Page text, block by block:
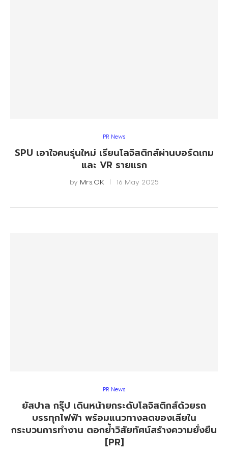
PR News
SPU เอาใจคนรุ่นใหม่ เรียนโลจิสติกส์ผ่านบอร์ดเกม
และ VR รายแรก
by Mrs.OK 16 May 2025
PR News
ยัสปาล กรุ๊ป เดินหน้ายกระดับโลจิสติกส์ด้วยรถ
บรรทุกไฟฟ้า พร้อมแนวทางลดของเสียใน
กระบวนการทำงาน ตอกย้ำวิสัยทัศน์สร้างความยั่งยืน
[PR]